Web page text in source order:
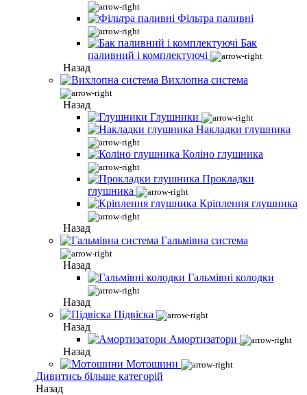
Фільтра паливні
Бак
паливний і комплектуючі
Назад
Вихлопна система
Назад
Глушники
Накладки глушника
Коліно глушника
Прокладки
глушника
Кріплення глушника
Назад
Гальмівна система
Назад
Гальмівні колодки
Назад
Підвіска
Назад
Амортизатори
Назад
Мотошини
Дивитись більше категорій
Назад